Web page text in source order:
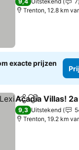
Trenton, 12.8 km
exacte prijzen
DelenToevoegen
Acadia Villas!
9,3 Uitstekend
Trenton, 19.2 km